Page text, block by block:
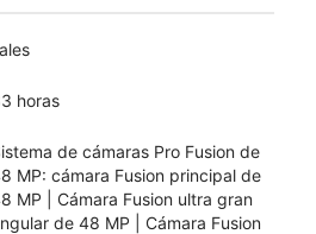
horas
de cámaras Pro Fusion de
MP: cámara Fusion principal de
MP | Cámara Fusion ultra gran
de 48 MP | Cámara Fusion